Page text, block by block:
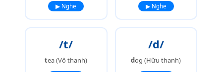
▶ Nghe ▶ Nghe
/t/
tea (Vô thanh)
/d/
dog (Hữu thanh)